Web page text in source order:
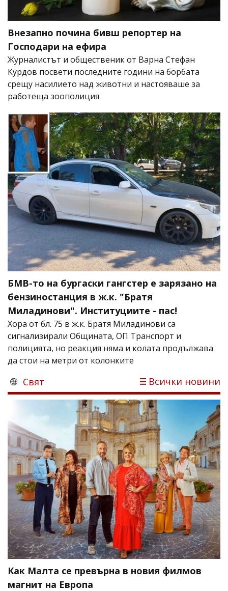
Внезапно почина бивш репортер на
Господари на ефира
Журналистът и общественик от Варна Стефан
Курдов посвети последните години на борбата
срещу насилието над животни и настояваше за
работеща зоополиция
БМВ-то на бургаски гангстер е зарязано на
бензиностанция в ж.к. "Братя
Миладинови". Институциите - пас!
Хора от бл. 75 в ж.к. Братя Миладинови са
сигнализирали Oбщината, ОП Транспорт и
полицията, но реакция няма и колата продължава
да стои на метри от колонките
Свят Всички новини
Как Малта се превърна в новия филмов
магнит на Европа